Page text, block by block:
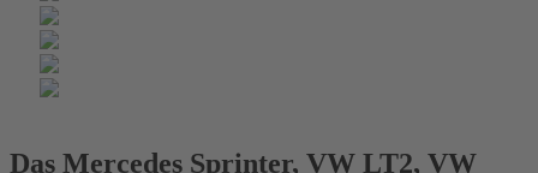
Das Mercedes Sprinter, VW LT2, VW